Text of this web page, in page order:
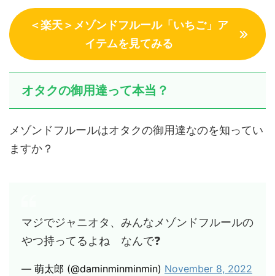
＜楽天＞メゾンドフルール「いちご」ア
イテムを見てみる
オタクの御用達って本当？
メゾンドフルールはオタクの御用達なのを知ってい
ますか？
マジでジャニオタ、みんなメゾンドフルールの
やつ持ってるよね なんで❓
— 萌太郎 (@daminminminmin) November 8, 2022